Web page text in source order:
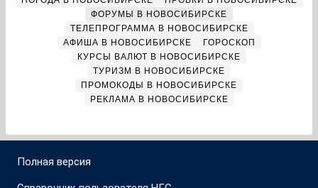
ФОРУМЫ В НОВОСИБИРСКЕ
ТЕЛЕПРОГРАММА В НОВОСИБИРСКЕ
АФИША В НОВОСИБИРСКЕ
ГОРОСКОП
КУРСЫ ВАЛЮТ В НОВОСИБИРСКЕ
ТУРИЗМ В НОВОСИБИРСКЕ
ПРОМОКОДЫ В НОВОСИБИРСКЕ
РЕКЛАМА В НОВОСИБИРСКЕ
Полная версия